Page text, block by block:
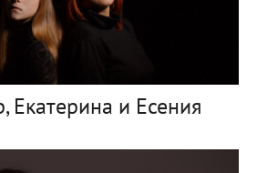
Екатерина и Есения